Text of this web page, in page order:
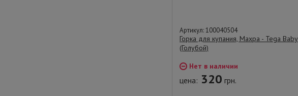
Артикул: 100040504
Горка для купания, Махра - Tega Baby
(Голубой)
Нет в наличии
цена: 320 грн.